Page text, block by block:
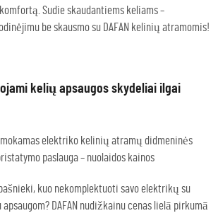
Sudie skaudantiems keliams –
be skausmo su DAFAN kelinių atramomis!
kelių apsaugos skydeliai ilgai
elektriko kelinių atramų didmeninės
paslauga – nuolaidos kainos
kuo nekomplektuoti savo elektrikų su
DAFAN nudižkainu cenas lielā pirkumā